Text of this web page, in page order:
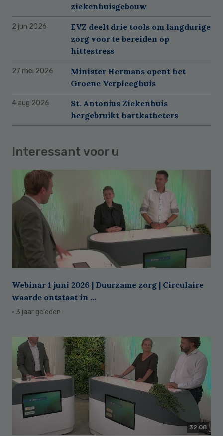
ziekenhuisgebouw
2 jun 2026
EVZ deelt drie tools om langdurige
zorg voor te bereiden op
hittestress
27 mei 2026
Minister Hermans opent het
Groene Verpleeghuis
4 aug 2026
St. Antonius Ziekenhuis
hergebruikt hartkatheters
Interessant voor u
Webinar 1 juni 2026 | Duurzame zorg | Circulaire
waarde ontstaat in ...
· 3 jaar geleden
32:08